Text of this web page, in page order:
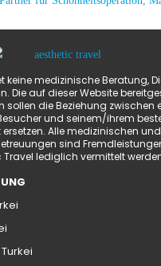
keine medizinische Beratung,
Die auf dieser Website
sollen die Beziehung zwischen
und seinem/ihrem
Alle medizinischen
sind
Travel lediglich vermittelt